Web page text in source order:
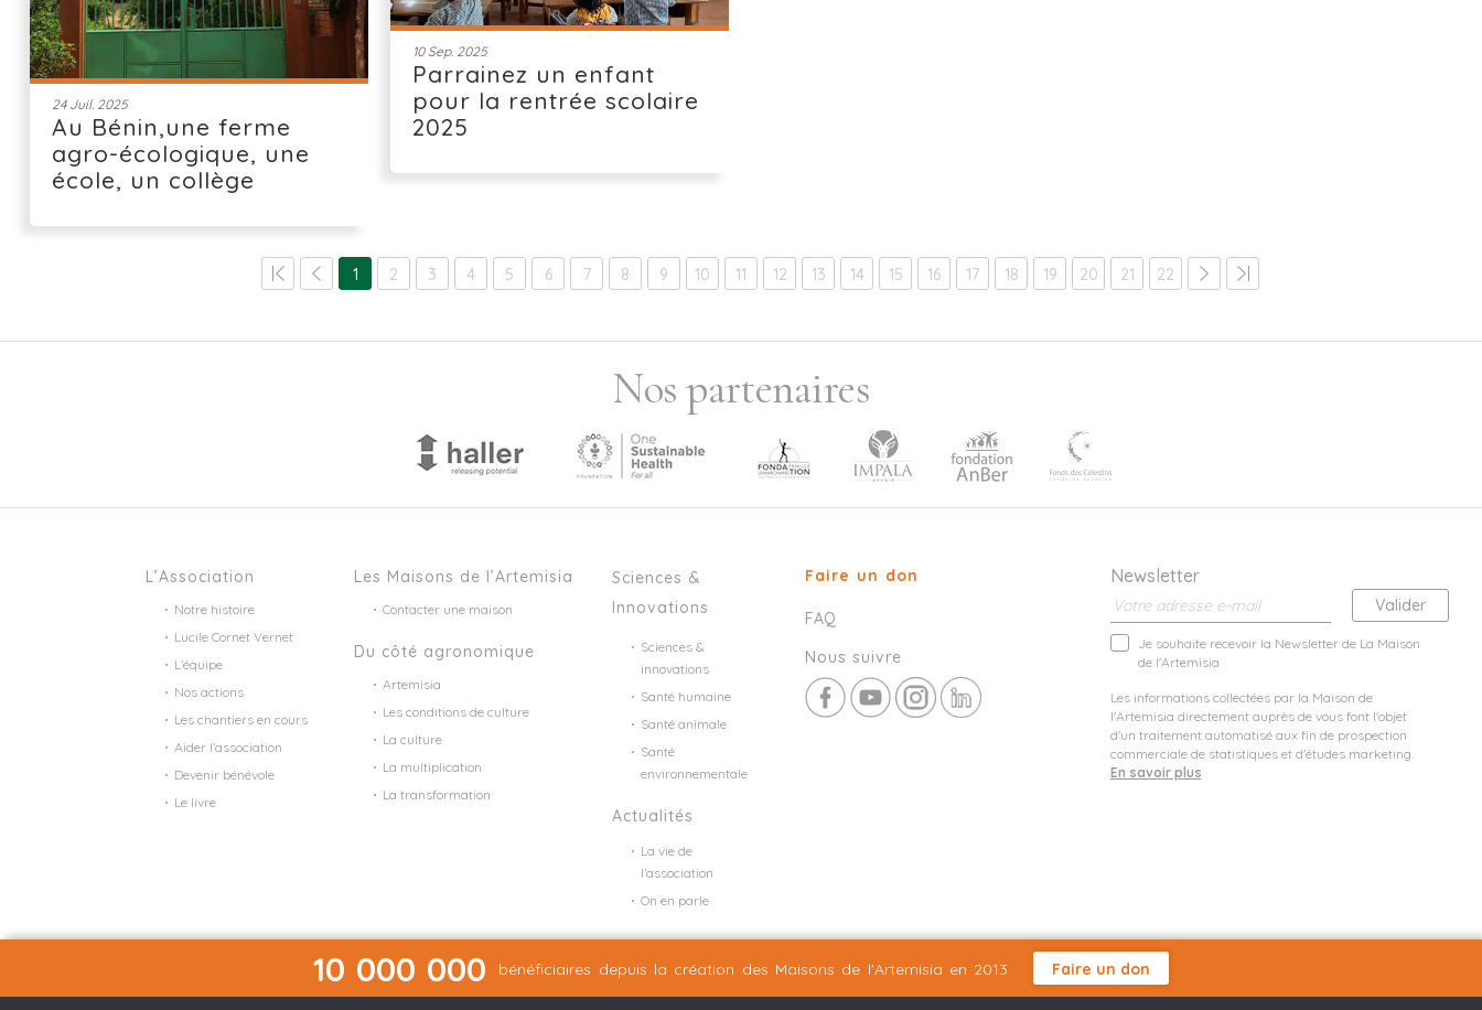
10 Sep. 2025
Parrainez un enfant
pour la rentrée scolaire
2025
24 Juil. 2025
Au Bénin,une ferme
agro-écologique, une
école, un collège
1 2 3 4 5 6 7 8 9 10 11 12 13 14 15 16 17 18 19 20 21 22
Nos partenaires
L’Association
Notre histoire
Lucile Cornet Vernet
L’équipe
Nos actions
Les chantiers en cours
Aider l’association
Devenir bénévole
Le livre
Les Maisons de l’Artemisia
Contacter une maison
Du côté agronomique
Artemisia
Les conditions de culture
La culture
La multiplication
La transformation
Sciences &
Innovations
Sciences &
innovations
Santé humaine
Santé animale
Santé
environnementale
Actualités
La vie de
l’association
On en parle
Faire un don
FAQ
Nous suivre
Newsletter
Je souhaite recevoir la Newsletter de La Maison
de l'Artemisia
Les informations collectées par la Maison de
l'Artemisia directement auprès de vous font l'objet
d'un traitement automatisé aux fin de prospection
commerciale de statistiques et d'études marketing.
En savoir plus
Mentions légales Plan du site ©2026 Nineteen Groupe
10 000 000 bénéficiaires depuis la création des Maisons de l'Artemisia en 2013 Faire un don